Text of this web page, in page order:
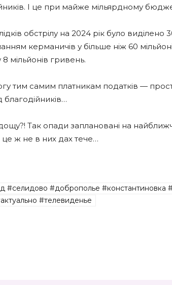
І це при майже мільярдному
обстрілу на 2024 рік було
керманичів у більше ніж 60
мільйонів гривень.
тим самим платникам податків —
Так опади заплановані на
ж не в них дах тече…
#селидово #доброполье #константиновка
#телевиденье